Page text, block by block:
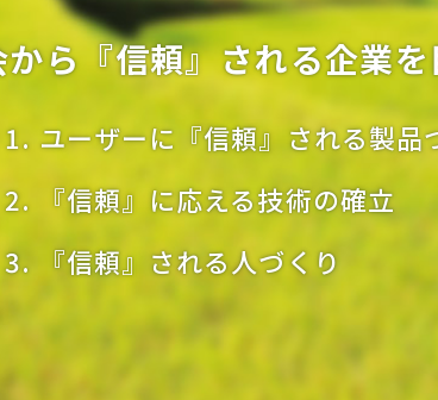
ら『信頼』される企業を
ユーザーに『信頼』される製品
『信頼』に応える技術の確立
『信頼』される人づくり